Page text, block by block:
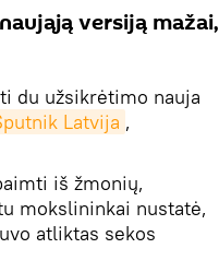
versiją mažai,
du užsikrėtimo nauja
Latvija ,
iš žmonių,
mokslininkai nustatė,
atliktas sekos